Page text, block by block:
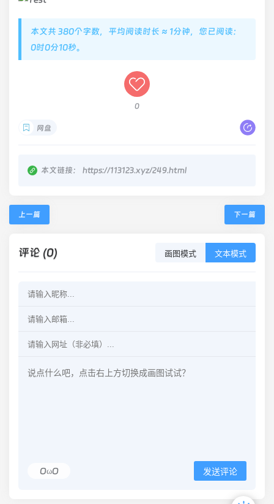
本文共 380个字数，平均阅读时长 ≈ 1分钟，您已阅读：
0时0分10秒。
0
网盘
本文链接： https://113123.xyz/249.html
上一篇 下一篇
评论 (0) 画图模式 文本模式
OωO 发送评论